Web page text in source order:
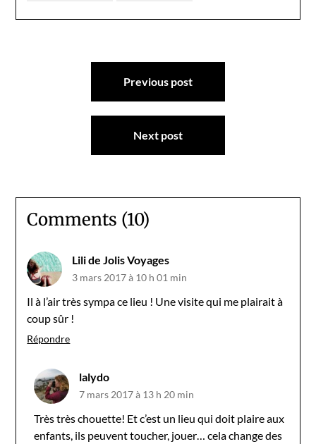
Navigation
Previous post
Next post
Comments (10)
Lili de Jolis Voyages
3 mars 2017 à 10 h 01 min
Il à l’air très sympa ce lieu ! Une visite qui me plairait à
coup sûr !
Répondre
lalydo
7 mars 2017 à 13 h 20 min
Très très chouette! Et c’est un lieu qui doit plaire aux
enfants, ils peuvent toucher, jouer… cela change des